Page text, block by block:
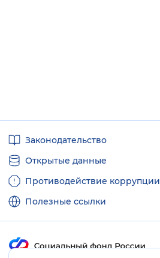
ссылкиЗаконодательство
Открытые данные
Противодействие коррупции
Полезные ссылки